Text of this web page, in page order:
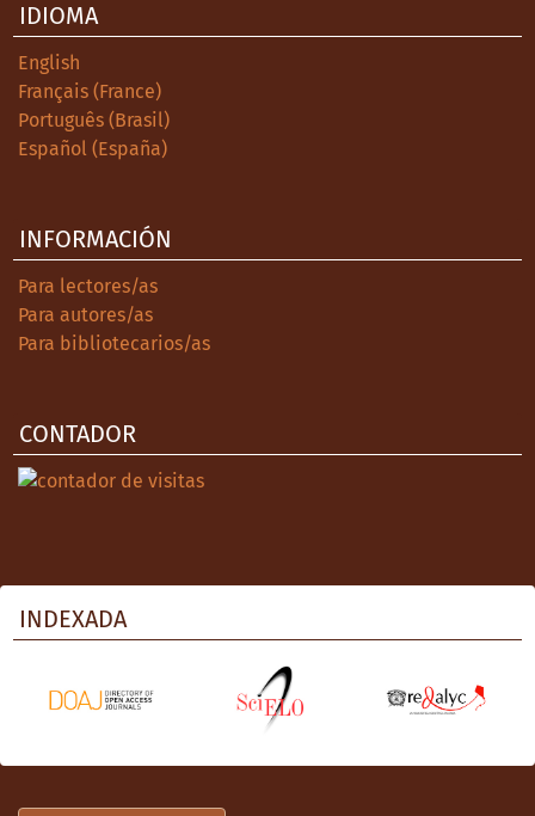
IDIOMA
English
Français (France)
Português (Brasil)
Español (España)
INFORMACIÓN
Para lectores/as
Para autores/as
Para bibliotecarios/as
CONTADOR
INDEXADA